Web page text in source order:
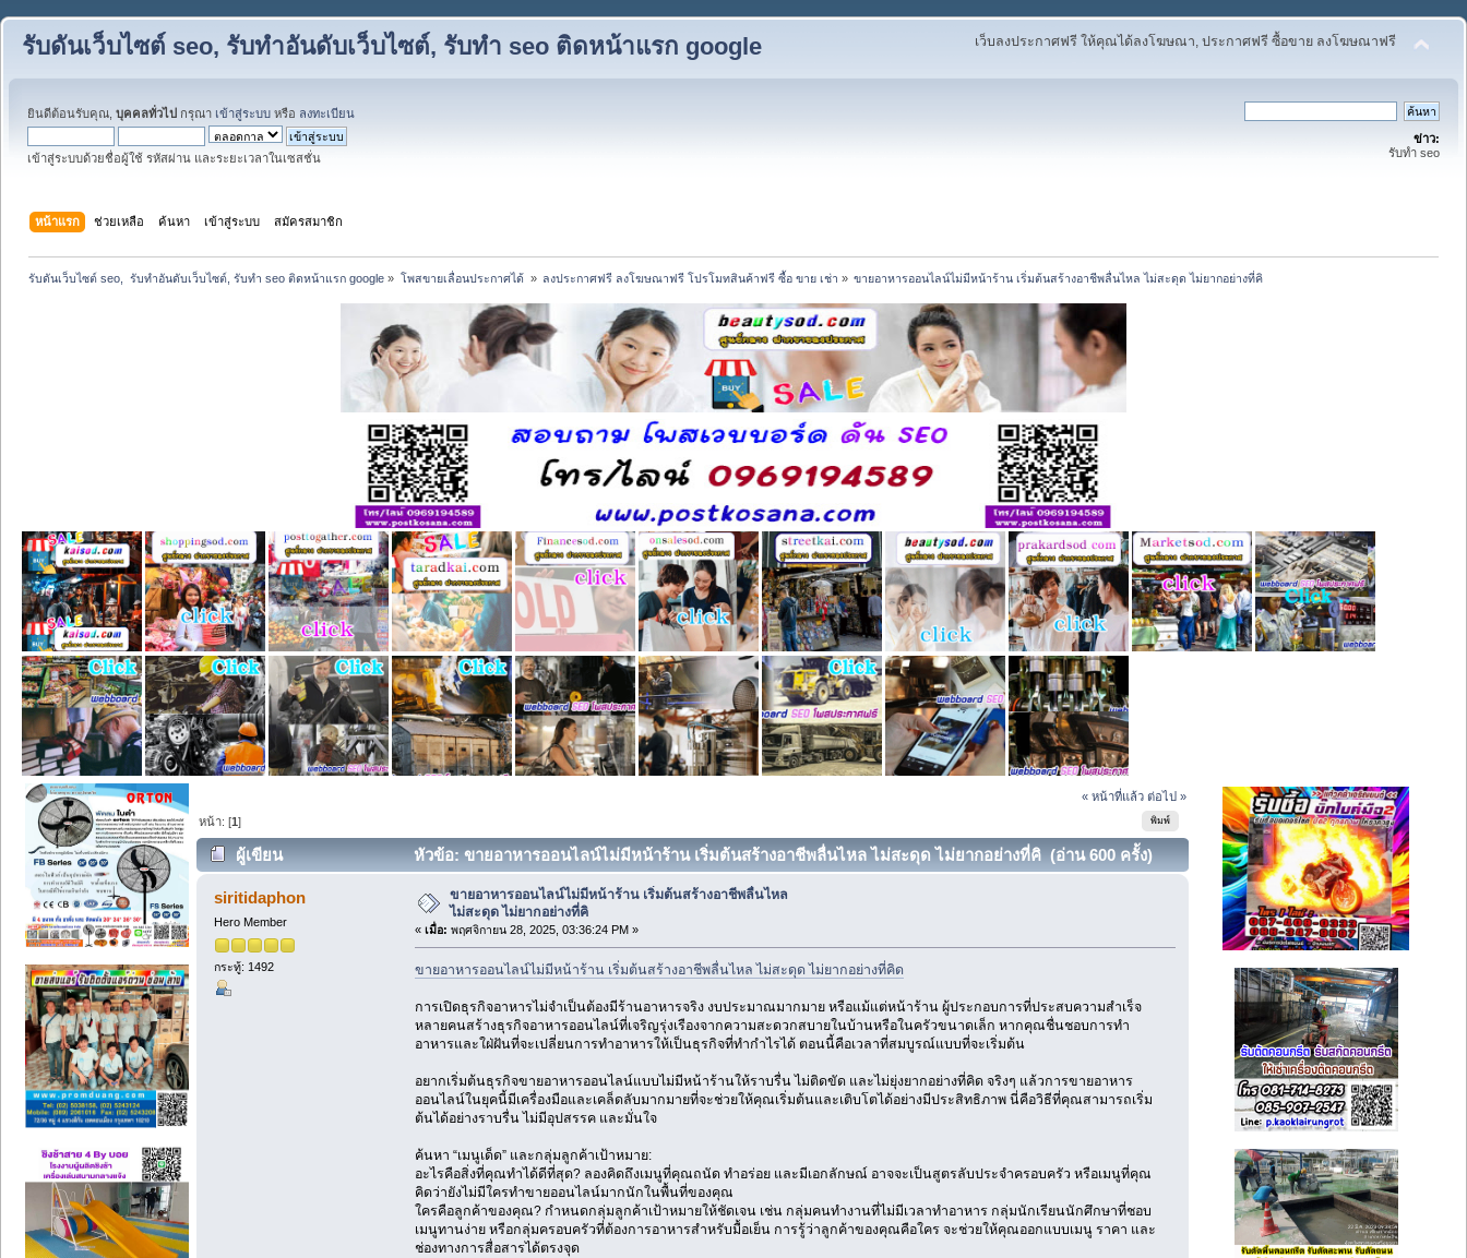
รับดันเว็บไซต์ seo, รับทำอันดับเว็บไซต์, รับทำ seo ติดหน้าแรก google เว็บลงประกาศฟรี ให้คุณได้ลงโฆษณา, ประกาศฟรี ซื้อขาย ลงโฆษณาฟรี
ยินดีต้อนรับคุณ, บุคคลทั่วไป กรุณา เข้าสู่ระบบ หรือ ลงทะเบียน
เข้าสู่ระบบด้วยชื่อผู้ใช้ รหัสผ่าน และระยะเวลาในเซสชั่น
ข่าว:
รับทำ seo
หน้าแรก ช่วยเหลือ ค้นหา เข้าสู่ระบบ สมัครสมาชิก
รับดันเว็บไซต์ seo,  รับทำอันดับเว็บไซต์, รับทำ seo ติดหน้าแรก google » โพสขายเลื่อนประกาศได้ » ลงประกาศฟรี ลงโฆษณาฟรี โปรโมทสินค้าฟรี ซื้อ ขาย เช่า » ขายอาหารออนไลน์ไม่มีหน้าร้าน เริ่มต้นสร้างอาชีพลื่นไหล ไม่สะดุด ไม่ยากอย่างที่คิ
« หน้าที่แล้ว ต่อไป »
พิมพ์
หน้า: [1]
ผู้เขียน หัวข้อ: ขายอาหารออนไลน์ไม่มีหน้าร้าน เริ่มต้นสร้างอาชีพลื่นไหล ไม่สะดุด ไม่ยากอย่างที่คิ (อ่าน 600 ครั้ง)
siritidaphon
Hero Member
กระทู้: 1492
ขายอาหารออนไลน์ไม่มีหน้าร้าน เริ่มต้นสร้างอาชีพลื่นไหล
ไม่สะดุด ไม่ยากอย่างที่คิ
« เมื่อ: พฤศจิกายน 28, 2025, 03:36:24 PM »
ขายอาหารออนไลน์ไม่มีหน้าร้าน เริ่มต้นสร้างอาชีพลื่นไหล ไม่สะดุด ไม่ยากอย่างที่คิด
การเปิดธุรกิจอาหารไม่จำเป็นต้องมีร้านอาหารจริง งบประมาณมากมาย หรือแม้แต่หน้าร้าน ผู้ประกอบการที่ประสบความสำเร็จ
หลายคนสร้างธุรกิจอาหารออนไลน์ที่เจริญรุ่งเรืองจากความสะดวกสบายในบ้านหรือในครัวขนาดเล็ก หากคุณชื่นชอบการทำ
อาหารและใฝ่ฝันที่จะเปลี่ยนการทำอาหารให้เป็นธุรกิจที่ทำกำไรได้ ตอนนี้คือเวลาที่สมบูรณ์แบบที่จะเริ่มต้น
อยากเริ่มต้นธุรกิจขายอาหารออนไลน์แบบไม่มีหน้าร้านให้ราบรื่น ไม่ติดขัด และไม่ยุ่งยากอย่างที่คิด จริงๆ แล้วการขายอาหาร
ออนไลน์ในยุคนี้มีเครื่องมือและเคล็ดลับมากมายที่จะช่วยให้คุณเริ่มต้นและเติบโตได้อย่างมีประสิทธิภาพ นี่คือวิธีที่คุณสามารถเริ่ม
ต้นได้อย่างราบรื่น ไม่มีอุปสรรค และมั่นใจ
ค้นหา “เมนูเด็ด” และกลุ่มลูกค้าเป้าหมาย:
อะไรคือสิ่งที่คุณทำได้ดีที่สุด? ลองคิดถึงเมนูที่คุณถนัด ทำอร่อย และมีเอกลักษณ์ อาจจะเป็นสูตรลับประจำครอบครัว หรือเมนูที่คุณ
คิดว่ายังไม่มีใครทำขายออนไลน์มากนักในพื้นที่ของคุณ
ใครคือลูกค้าของคุณ? กำหนดกลุ่มลูกค้าเป้าหมายให้ชัดเจน เช่น กลุ่มคนทำงานที่ไม่มีเวลาทำอาหาร กลุ่มนักเรียนนักศึกษาที่ชอบ
เมนูทานง่าย หรือกลุ่มครอบครัวที่ต้องการอาหารสำหรับมื้อเย็น การรู้ว่าลูกค้าของคุณคือใคร จะช่วยให้คุณออกแบบเมนู ราคา และ
ช่องทางการสื่อสารได้ตรงจุด